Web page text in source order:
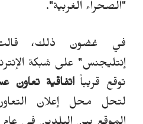
"الصحراء الغربية".
في غضون ذلك،
إنتليجنس" على شبكة
توقع قريباًاتفاقية تعاون
لتحل محل إعلان